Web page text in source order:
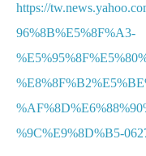
https://
96%8B%E5%8F%A3-
%9C%E9%8D%B5-